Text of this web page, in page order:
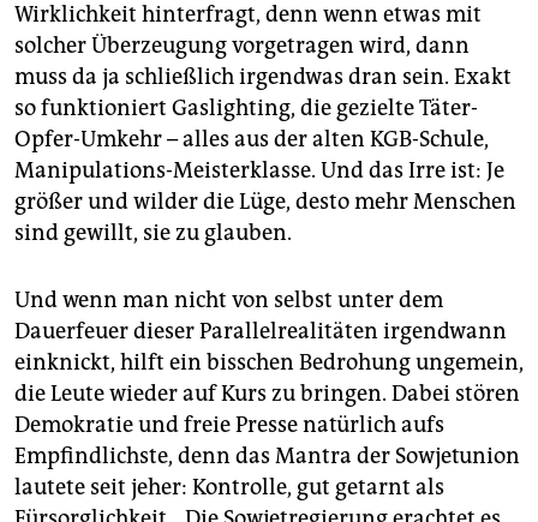
Wirklichkeit hinterfragt, denn wenn etwas mit
solcher Überzeugung vorgetragen wird, dann
muss da ja schließlich irgendwas dran sein. Exakt
so funktioniert Gaslighting, die gezielte Täter-
Opfer-Umkehr – alles aus der alten KGB-Schule,
Manipulations-Meisterklasse. Und das Irre ist: Je
größer und wilder die Lüge, desto mehr Menschen
sind gewillt, sie zu glauben.
Und wenn man nicht von selbst unter dem
Dauerfeuer dieser Parallelrealitäten irgendwann
einknickt, hilft ein bisschen Bedrohung ungemein,
die Leute wieder auf Kurs zu bringen. Dabei stören
Demokratie und freie Presse natürlich aufs
Empfindlichste, denn das Mantra der Sowjetunion
lautete seit jeher: Kontrolle, gut getarnt als